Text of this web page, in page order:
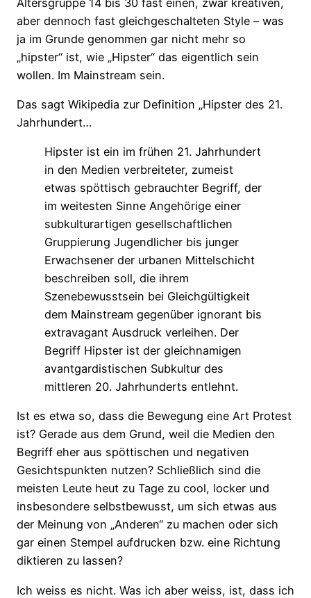
aber dennoch fast gleichgeschalteten Style – was
ja im Grunde genommen gar nicht mehr so
„hipster“ ist, wie „Hipster“ das eigentlich sein
wollen. Im Mainstream sein.
Das sagt Wikipedia zur Definition „Hipster des 21.
Jahrhundert…
Hipster ist ein im frühen 21. Jahrhundert
in den Medien verbreiteter, zumeist
etwas spöttisch gebrauchter Begriff, der
im weitesten Sinne Angehörige einer
subkulturartigen gesellschaftlichen
Gruppierung Jugendlicher bis junger
Erwachsener der urbanen Mittelschicht
beschreiben soll, die ihrem
Szenebewusstsein bei Gleichgültigkeit
dem Mainstream gegenüber ignorant bis
extravagant Ausdruck verleihen. Der
Begriff Hipster ist der gleichnamigen
avantgardistischen Subkultur des
mittleren 20. Jahrhunderts entlehnt.
Ist es etwa so, dass die Bewegung eine Art Protest
ist? Gerade aus dem Grund, weil die Medien den
Begriff eher aus spöttischen und negativen
Gesichtspunkten nutzen? Schließlich sind die
meisten Leute heut zu Tage zu cool, locker und
insbesondere selbstbewusst, um sich etwas aus
der Meinung von „Anderen“ zu machen oder sich
gar einen Stempel aufdrucken bzw. eine Richtung
diktieren zu lassen?
Ich weiss es nicht. Was ich aber weiss, ist, dass ich